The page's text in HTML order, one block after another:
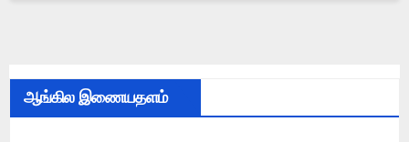
ஆங்கில இணையதளம்